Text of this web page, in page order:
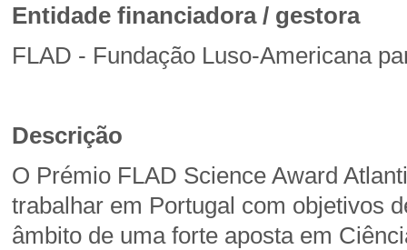
Entidade financiadora / gestora
FLAD - Fundação Luso-Americana
Descrição
O Prémio FLAD Science Award
trabalhar em Portugal com objetivos
âmbito de uma forte aposta em